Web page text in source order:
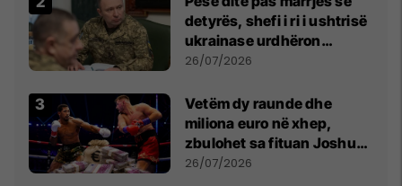
detyrës, shefi i ri i ushtrisë
ukrainase urdhëron
kontroll të madh
26/07/2026
Vetëm dy raunde dhe
miliona euro në xhep,
zbulohet sa fituan Joshua
e Prenga
26/07/2026